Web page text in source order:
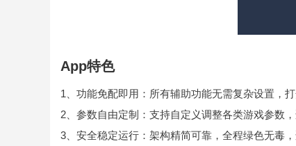
App特色
1、功能免配即用：所有辅助功能无需复杂设置，
2、参数自由定制：支持自定义调整各类游戏参数
3、安全稳定运行：架构精简可靠，全程绿色无毒